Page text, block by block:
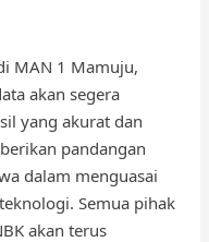
MAN 1 Mamuju,
akan segera
yang akurat dan
pandangan
dalam menguasai
Semua pihak
akan terus